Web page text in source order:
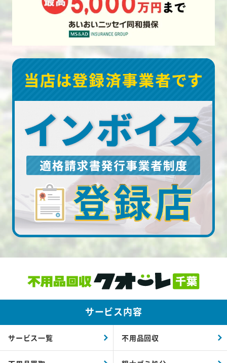
サービス内容
サービス一覧 不用品回収